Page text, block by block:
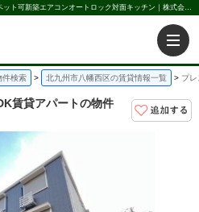
プレステージⅣ 永犬丸の2LDK賃貸アパート！ペット可新築エアコンオートロック対面キッチン｜株式会社ハウス倶楽部
件検索 北九州市八幡西区の賃貸情報一覧 プ
賃貸アパートの物件